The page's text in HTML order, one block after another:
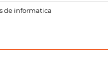
de informatica